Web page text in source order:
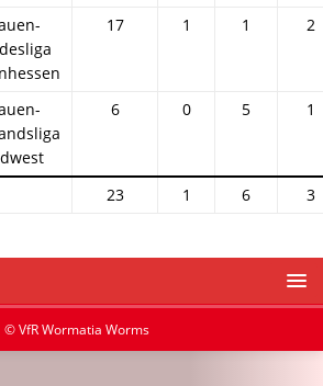
17 1 1 2
6 0 5 1
23 1 6 3
© VfR Wormatia Worms